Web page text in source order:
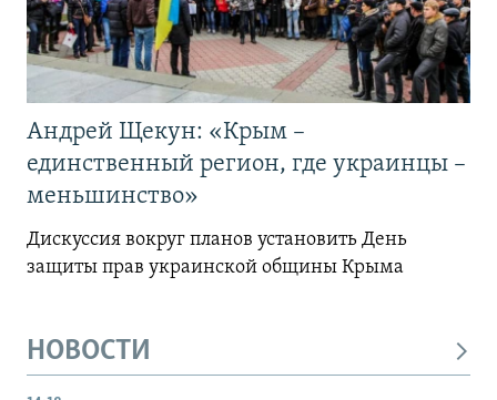
Андрей Щекун: «Крым –
единственный регион, где украинцы –
меньшинство»
Дискуссия вокруг планов установить День
защиты прав украинской общины Крыма
НОВОСТИ